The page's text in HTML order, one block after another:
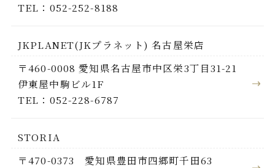
TEL：052-252-8188
JKPLANET(JKプラネット) 名古屋栄店
〒460-0008 愛知県名古屋市中区栄3丁目31-21
伊東屋中駒ビル1F
TEL：052-228-6787
STORIA
〒470-0373 愛知県豊田市四郷町千田63